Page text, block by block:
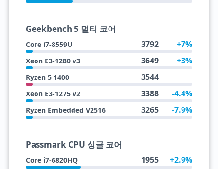
Geekbench 5 멀티 코어
Core i7-8559U 3792 +7%
Xeon E3-1280 v3 3649 +3%
Ryzen 5 1400 3544
Xeon E3-1275 v2 3388 -4.4%
Ryzen Embedded V2516 3265 -7.9%
Passmark CPU 싱글 코어
Core i7-6820HQ 1955 +2.9%